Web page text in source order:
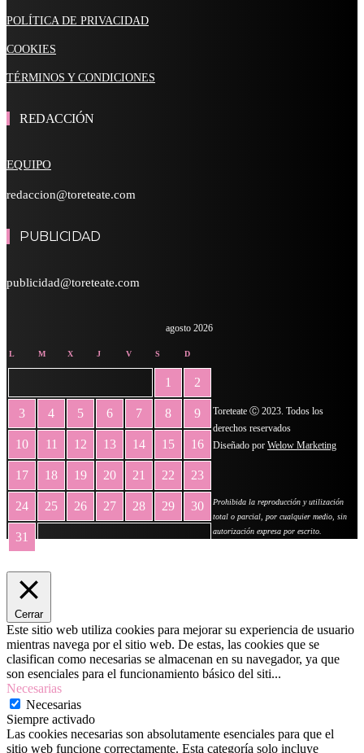
POLÍTICA DE PRIVACIDAD
COOKIES
TÉRMINOS Y CONDICIONES
REDACCIÓN
EQUIPO
redaccion@toreteate.com
PUBLICIDAD
publicidad@toreteate.com
agosto 2026
L M X J V S D
1 2
3 4 5 6 7 8 9
10 11 12 13 14 15 16
17 18 19 20 21 22 23
24 25 26 27 28 29 30
31
Toreteate Ⓒ 2023. Todos los
derechos reservados
Diseñado por Welow Marketing
Prohibida la reproducción y utilización
total o parcial, por cualquier medio, sin
autorización expresa por escrito.
Cerrar
Este sitio web utiliza cookies para mejorar su experiencia de usuario
mientras navega por el sitio web. De estas, las cookies que se
clasifican como necesarias se almacenan en su navegador, ya que
son esenciales para el funcionamiento básico del siti...
Necesarias
Necesarias
Siempre activado
Las cookies necesarias son absolutamente esenciales para que el
sitio web funcione correctamente. Esta categoría solo incluye